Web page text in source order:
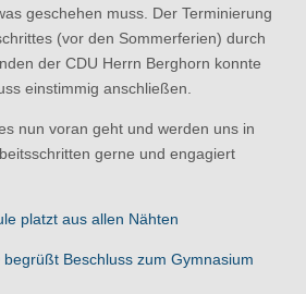
geschehen muss. Der Terminierung
(vor den Sommerferien) durch
der CDU Herrn Berghorn konnte
einstimmig anschließen.
nun voran geht und werden uns in
gerne und engagiert
platzt aus allen Nähten
Beschluss zum Gymnasium